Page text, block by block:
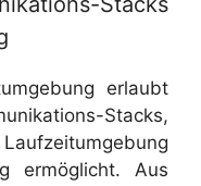
erlaubt
Stacks,
ermöglicht. Aus